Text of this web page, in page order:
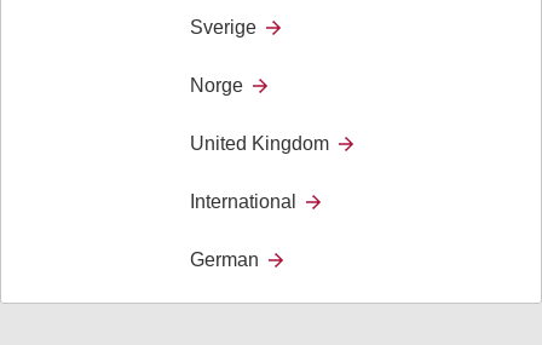
pårørende eller personale som er i nærheten, for økt
trygghet og mulighet for omsorg.
Dette er et medisinteknisk produkt, klasse I, og er CE-
Sverige
Norge
United Kingdom
International
German